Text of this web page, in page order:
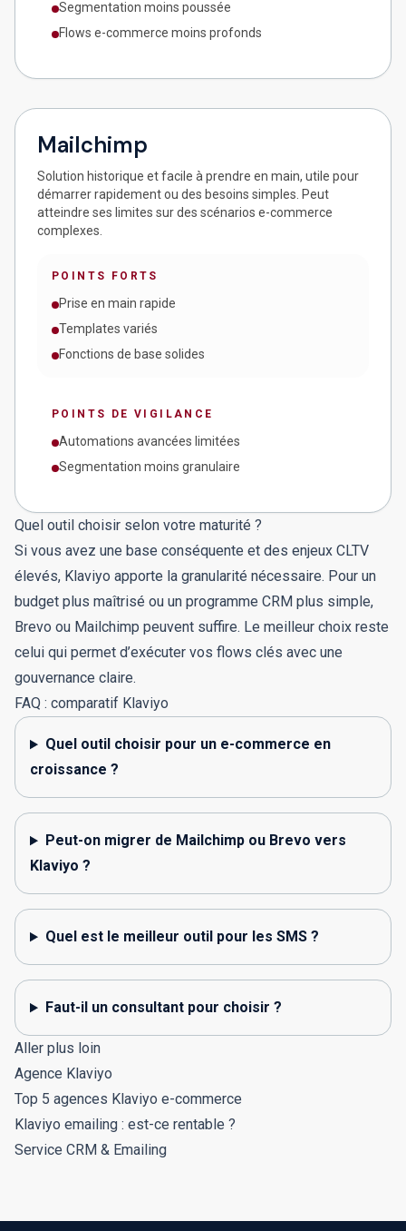
Segmentation moins poussée
Flows e-commerce moins profonds
Mailchimp
Solution historique et facile à prendre en main, utile pour
démarrer rapidement ou des besoins simples. Peut
atteindre ses limites sur des scénarios e-commerce
complexes.
POINTS FORTS
Prise en main rapide
Templates variés
Fonctions de base solides
POINTS DE VIGILANCE
Automations avancées limitées
Segmentation moins granulaire
Quel outil choisir selon votre maturité ?
Si vous avez une base conséquente et des enjeux CLTV
élevés, Klaviyo apporte la granularité nécessaire. Pour un
budget plus maîtrisé ou un programme CRM plus simple,
Brevo ou Mailchimp peuvent suffire. Le meilleur choix reste
celui qui permet d’exécuter vos flows clés avec une
gouvernance claire.
FAQ : comparatif Klaviyo
Quel outil choisir pour un e-commerce en
croissance ?
Peut-on migrer de Mailchimp ou Brevo vers
Klaviyo ?
Quel est le meilleur outil pour les SMS ?
Faut-il un consultant pour choisir ?
Aller plus loin
Agence Klaviyo
Top 5 agences Klaviyo e-commerce
Klaviyo emailing : est-ce rentable ?
Service CRM & Emailing